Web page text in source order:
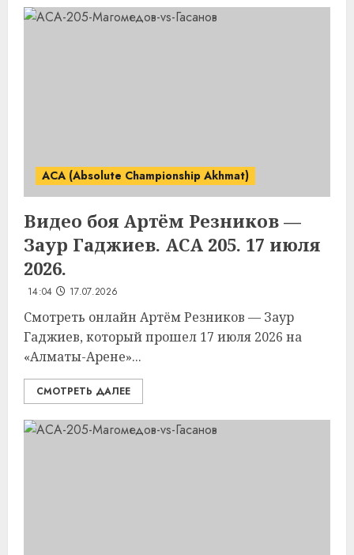
ACA (Absolute Championship Akhmat)
Видео боя Артём Резников —
Заур Гаджиев. ACA 205. 17 июля
2026.
14:04 17.07.2026
Смотреть онлайн Артём Резников — Заур
Гаджиев, который прошел 17 июля 2026 на
«Алматы-Арене»...
СМОТРЕТЬ ДАЛЕЕ